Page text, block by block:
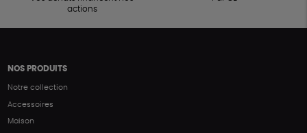
actions
NOS PRODUITS
Notre collection
Accessoires
Maison